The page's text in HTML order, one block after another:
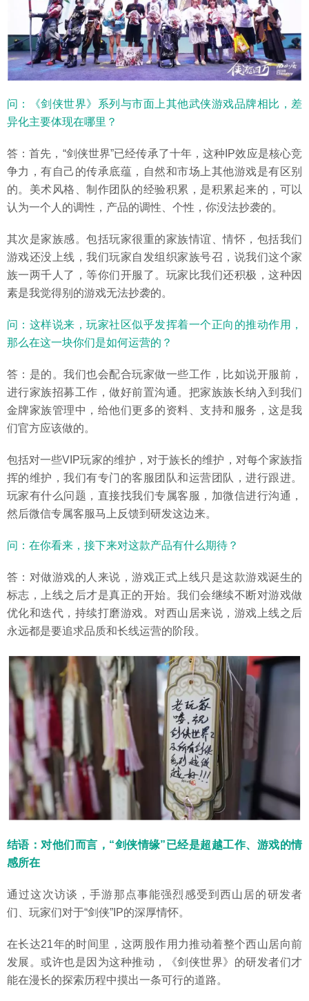
问：《剑侠世界》系列与市面上其他武侠游戏品牌相比，差
异化主要体现在哪里？
答：首先，“剑侠世界”已经传承了十年，这种IP效应是核心竞
争力，有自己的传承底蕴，自然和市场上其他游戏是有区别
的。美术风格、制作团队的经验积累，是积累起来的，可以
认为一个人的调性，产品的调性、个性，你没法抄袭的。
其次是家族感。包括玩家很重的家族情谊、情怀，包括我们
游戏还没上线，我们玩家自发组织家族号召，说我们这个家
族一两千人了，等你们开服了。玩家比我们还积极，这种因
素是我觉得别的游戏无法抄袭的。
问：这样说来，玩家社区似乎发挥着一个正向的推动作用，
那么在这一块你们是如何运营的？
答：是的。我们也会配合玩家做一些工作，比如说开服前，
进行家族招募工作，做好前置沟通。把家族族长纳入到我们
金牌家族管理中，给他们更多的资料、支持和服务，这是我
们官方应该做的。
包括对一些VIP玩家的维护，对于族长的维护，对每个家族指
挥的维护，我们有专门的客服团队和运营团队，进行跟进。
玩家有什么问题，直接找我们专属客服，加微信进行沟通，
然后微信专属客服马上反馈到研发这边来。
问：在你看来，接下来对这款产品有什么期待？
答：对做游戏的人来说，游戏正式上线只是这款游戏诞生的
标志，上线之后才是真正的开始。我们会继续不断对游戏做
优化和迭代，持续打磨游戏。对西山居来说，游戏上线之后
永远都是要追求品质和长线运营的阶段。
结语：对他们而言，“剑侠情缘”已经是超越工作、游戏的情
感所在
通过这次访谈，手游那点事能强烈感受到西山居的研发者
们、玩家们对于“剑侠”IP的深厚情怀。
在长达21年的时间里，这两股作用力推动着整个西山居向前
发展。或许也是因为这种推动，《剑侠世界》的研发者们才
能在漫长的探索历程中摸出一条可行的道路。